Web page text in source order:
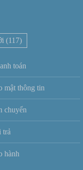
(117)
toán
mật thông tin
chuyển
trả
hành